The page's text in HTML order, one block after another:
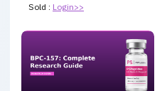
Sold : Login>>